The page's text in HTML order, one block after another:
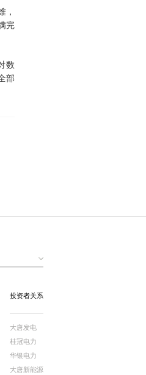
，
完
数
部
投资者关系
大唐发电
桂冠电力
华银电力
大唐新能源